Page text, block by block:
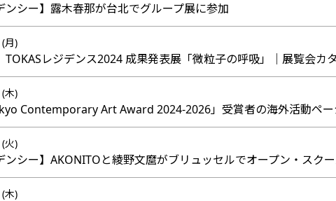
ンシー】露木春那が台北でグループ展に参加
月)
TOKASレジデンス2024 成果発表展「微粒子の呼吸」｜展覧会カ
木)
Contemporary Art Award 2024-2026」受賞者の海外活動ペ
火)
ンシー】AKONITOと綾野文麿がブリュッセルでオープン・スク
木)